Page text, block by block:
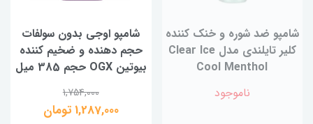
شامپو ضد شوره و خنک کننده
کلیر تایلندی مدل Clear Ice
Cool Menthol
ناموجود
شامپو اوجی بدون سولفات
حجم دهنده و ضخیم کننده
بیوتین OGX حجم 385 میل
1,754,000
1,287,000 تومان